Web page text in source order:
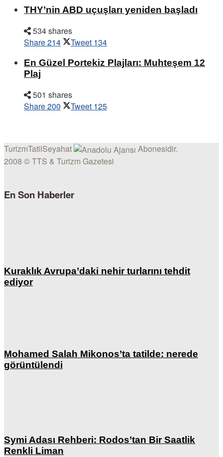
THY’nin ABD uçuşları yeniden başladı
534 shares
Share214 Tweet 134
En Güzel Portekiz Plajları: Muhteşem 12
Plaj
501 shares
Share200 Tweet 125
TurizmTatilSeyahat
Abonesidir.
2008 © TTS & Turizm Gazetesi
En Son Haberler
Kuraklık Avrupa’daki nehir turlarını tehdit
ediyor
Mohamed Salah Mikonos’ta tatilde: nerede
görüntülendi
Symi Adası Rehberi: Rodos’tan Bir Saatlik
Renkli Liman